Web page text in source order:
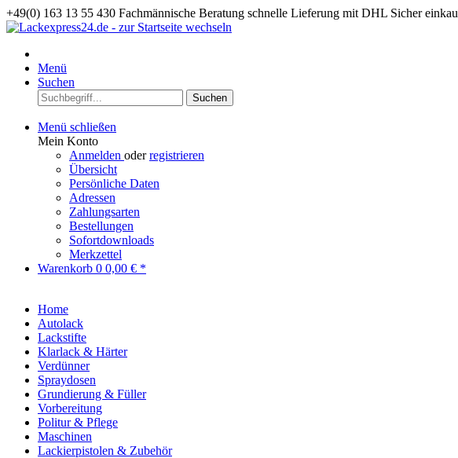
+49(0) 163 13 55 430 Fachmännische Beratung schnelle Lieferung mit DHL Sicher
Menü
Suchen
Suchen
Menü schließen
Mein Konto
Anmelden oderregistrieren
Übersicht
Persönliche Daten
Adressen
Zahlungsarten
Bestellungen
Sofortdownloads
Merkzettel
Warenkorb 0 0,00 € *
Home
Autolack
Lackstifte
Klarlack & Härter
Verdünner
Spraydosen
Grundierung & Füller
Vorbereitung
Politur & Pflege
Maschinen
Lackierpistolen & Zubehör